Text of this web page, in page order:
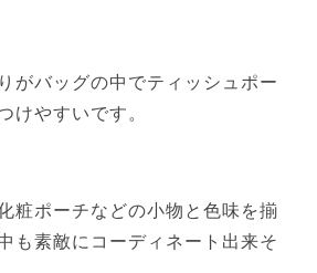
がバッグの中でティッシュポー
けやすいです。
粧ポーチなどの小物と色味を揃
も素敵にコーディネート出来そ